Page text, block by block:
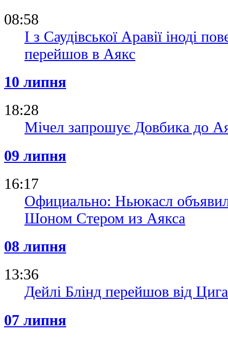
08:58
І з Саудівської Аравії іноді
перейшов в Аякс
10 липня
18:28
Мічел запрошує Довбика до
09 липня
16:17
Официально: Ньюкасл
Шоном Стером из Аякса
08 липня
13:36
Дейлі Блінд перейшов від
07 липня